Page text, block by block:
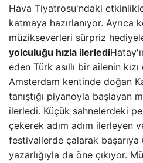
Hava Tiyatrosu'ndaki
katmaya hazırlanıyor. Ayrıca
müzikseverleri sürpriz
yolculuğu hızla ilerledi
eden Türk asıllı bir ailenin
Amsterdam kentinde doğan
tanıştığı piyanoyla başlayan
ilerledi. Küçük sahnelerdeki
çekerek adım adım ilerleyen
festivallerde çalarak başarıya
yazarlığıyla da öne çıkıyor.